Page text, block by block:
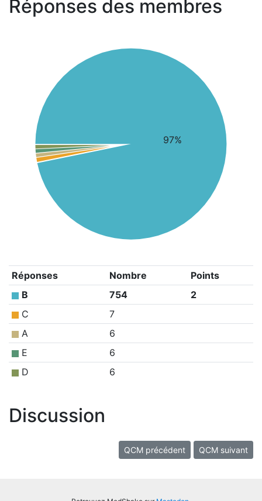
Réponses des membres
97%
Réponses Nombre
Points
B
754
2
C
7
A
6
E
6
D
6
Discussion
QCM précédent QCM suivant